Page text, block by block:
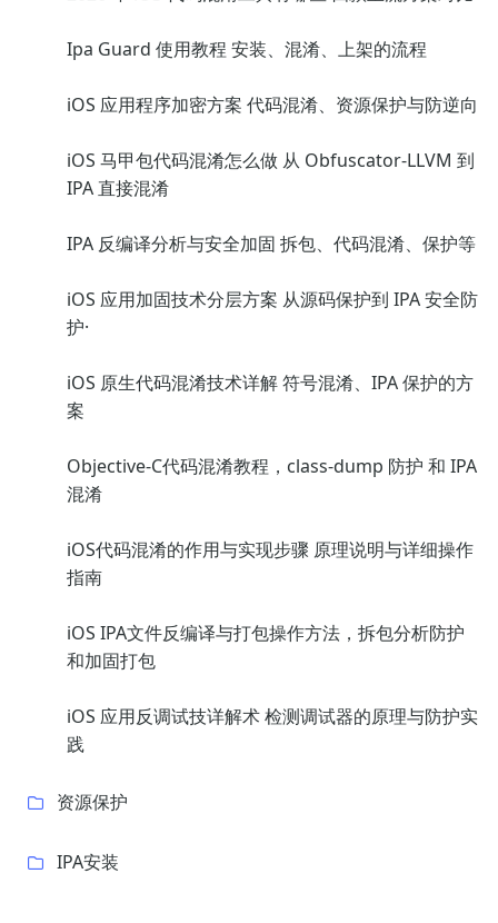
Ipa Guard 使用教程 安装、混淆、上架的流程
iOS 应用程序加密方案 代码混淆、资源保护与防逆向
iOS 马甲包代码混淆怎么做 从 Obfuscator-LLVM 到
IPA 直接混淆
IPA 反编译分析与安全加固 拆包、代码混淆、保护等
iOS 应用加固技术分层方案 从源码保护到 IPA 安全防
护·
iOS 原生代码混淆技术详解 符号混淆、IPA 保护的方
案
Objective-C代码混淆教程，class-dump 防护 和 IPA
混淆
iOS代码混淆的作用与实现步骤 原理说明与详细操作
指南
iOS IPA文件反编译与打包操作方法，拆包分析防护
和加固打包
iOS 应用反调试技详解术 检测调试器的原理与防护实
践
资源保护
IPA安装